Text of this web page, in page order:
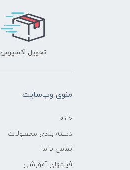
تحویل اکسپرس
منوی وب‌سایت
خانه
دسته بندی محصولات
تماس با ما
فیلمهای آموزشی